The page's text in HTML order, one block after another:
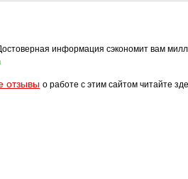
информация сэкономит вам
отзывы о работе с этим сайтом читайте